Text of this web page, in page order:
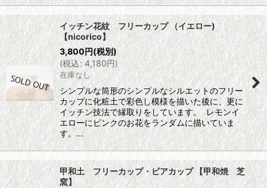
イッチン花紋 フリーカップ （イエロー)
【nicorico】
3,800円(税別)
(税込: 4,180円)
在庫なし
シンプルな筒形のシンプルなシルエットのフリー
カップに化粧土で彩色し模様を描いた後に、更に
イッチン技法で縁取りをしています。 レモンイ
エローにピンクのお花をランダムに描いていま
す。…
甲和土 フリーカップ・ビアカップ 【甲和焼 芝
窯】